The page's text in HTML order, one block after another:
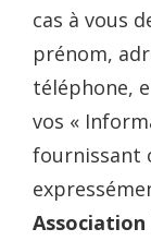
cas à vous
prénom,
téléphone,
vos «
fournissant